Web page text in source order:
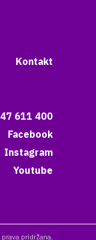
Kontakt
611 400
Facebook
Instagram
Youtube
pridržana.